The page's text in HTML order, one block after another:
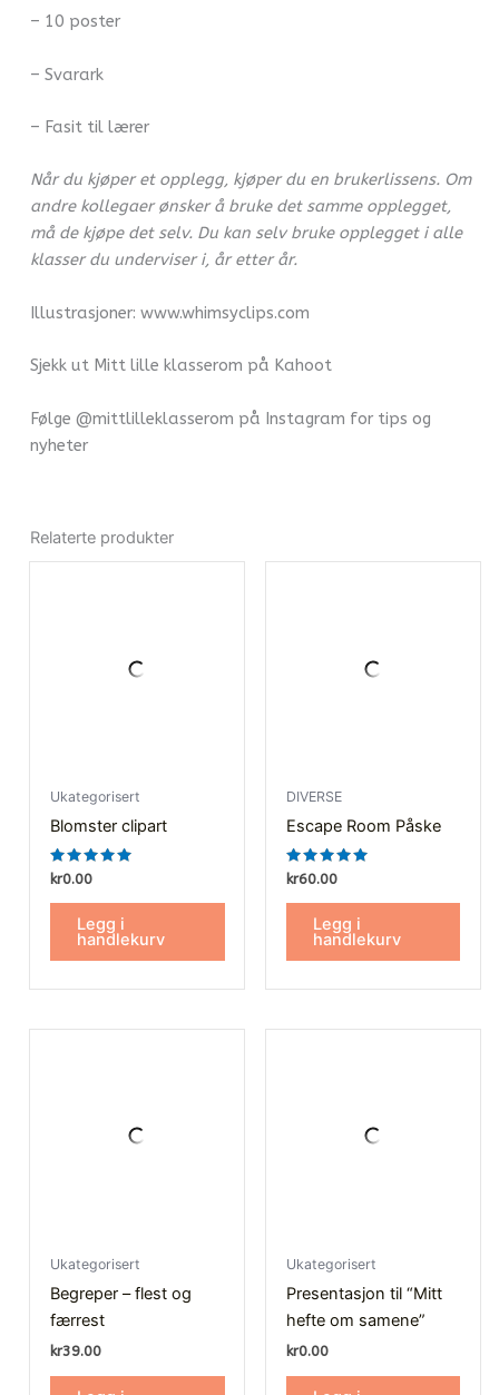
– 10 poster
– Svarark
– Fasit til lærer
Når du kjøper et opplegg, kjøper du en brukerlissens. Om
andre kollegaer ønsker å bruke det samme opplegget,
må de kjøpe det selv. Du kan selv bruke opplegget i alle
klasser du underviser i, år etter år.
Illustrasjoner: www.whimsyclips.com
Sjekk ut Mitt lille klasserom på Kahoot
Følge @mittlilleklasserom på Instagram for tips og
nyheter
Relaterte produkter
Ukategorisert
Blomster clipart
Vurdert
5.00
av 5
kr0.00
Legg i
handlekurv
DIVERSE
Escape Room Påske
Vurdert
4.80
av 5
kr60.00
Legg i
handlekurv
Ukategorisert
Begreper – flest og
færrest
kr39.00
Ukategorisert
Presentasjon til “Mitt
hefte om samene”
kr0.00